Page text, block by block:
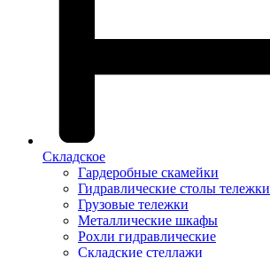
Складское
Гардеробные скамейки
Гидравлические столы тележки
Грузовые тележки
Металлические шкафы
Рохли гидравлические
Складские стеллажи